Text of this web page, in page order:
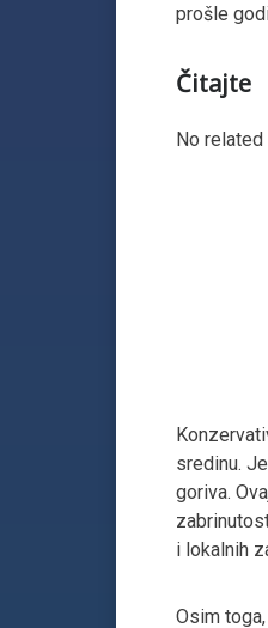
prošle
Čitajte
No
sredinu.
goriva.
i lokalnih
Osim